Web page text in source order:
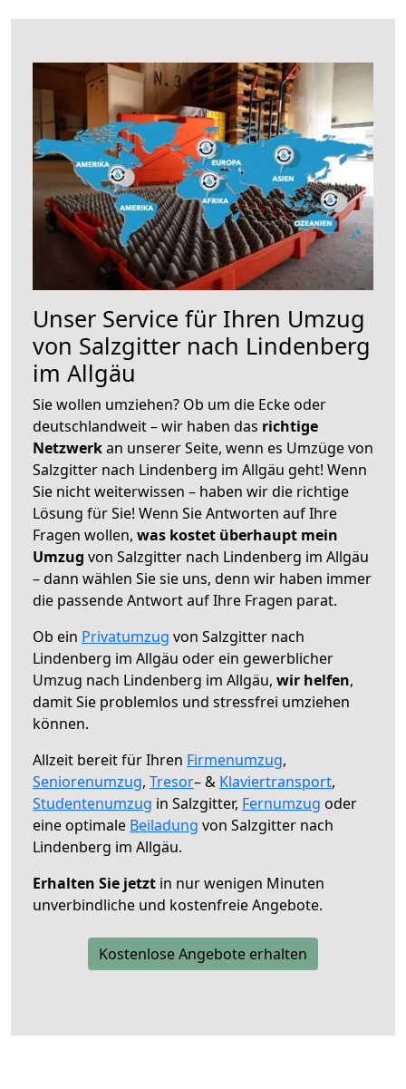
Unser Service für Ihren Umzug
von Salzgitter nach Lindenberg
im Allgäu
Sie wollen umziehen? Ob um die Ecke oder
deutschlandweit – wir haben das richtige
Netzwerkan unserer Seite, wenn es Umzüge von
Salzgitter nach Lindenberg im Allgäu geht! Wenn
Sie nicht weiterwissen – haben wir die richtige
Lösung für Sie! Wenn Sie Antworten auf Ihre
Fragen wollen, was kostet überhaupt mein
Umzug von Salzgitter nach Lindenberg im Allgäu
– dann wählen Sie sie uns, denn wir haben immer
die passende Antwort auf Ihre Fragen parat.
Ob ein Privatumzug von Salzgitter nach
Lindenberg im Allgäu oder ein gewerblicher
Umzug nach Lindenberg im Allgäu, wir helfen,
damit Sie problemlos und stressfrei umziehen
können.
Allzeit bereit für Ihren Firmenumzug,
Seniorenumzug, Tresor– & Klaviertransport,
Studentenumzug in Salzgitter, Fernumzug oder
eine optimale Beiladung von Salzgitter nach
Lindenberg im Allgäu.
Erhalten Sie jetzt in nur wenigen Minuten
unverbindliche und kostenfreie Angebote.
Kostenlose Angebote erhalten